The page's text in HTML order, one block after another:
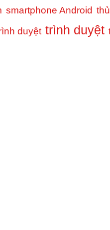
smartphone Android
duyệt trình duyệt